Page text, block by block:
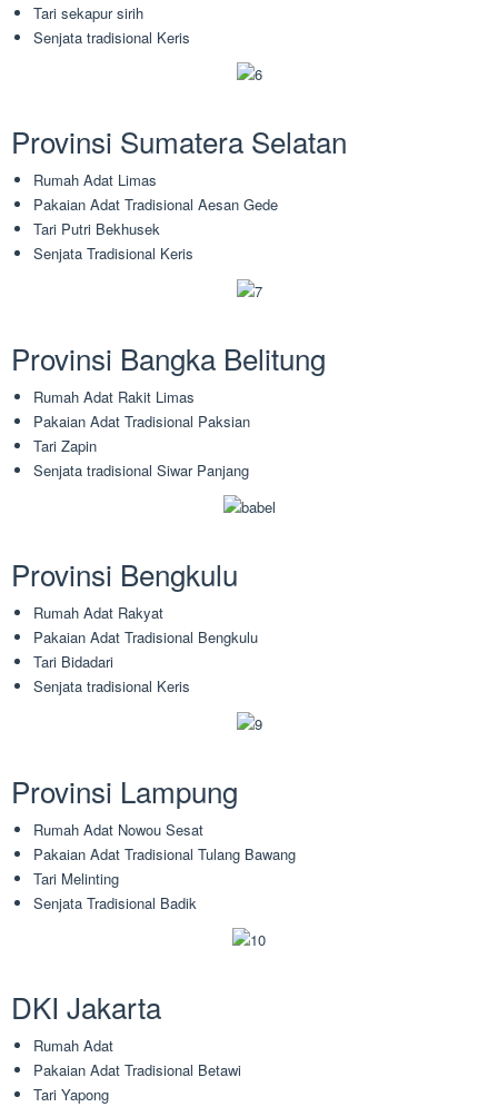
Tari sekapur sirih
Senjata tradisional Keris
Provinsi Sumatera Selatan
Rumah Adat Limas
Pakaian Adat Tradisional Aesan Gede
Tari Putri Bekhusek
Senjata Tradisional Keris
Provinsi Bangka Belitung
Rumah Adat Rakit Limas
Pakaian Adat Tradisional Paksian
Tari Zapin
Senjata tradisional Siwar Panjang
Provinsi Bengkulu
Rumah Adat Rakyat
Pakaian Adat Tradisional Bengkulu
Tari Bidadari
Senjata tradisional Keris
Provinsi Lampung
Rumah Adat Nowou Sesat
Pakaian Adat Tradisional Tulang Bawang
Tari Melinting
Senjata Tradisional Badik
DKI Jakarta
Rumah Adat
Pakaian Adat Tradisional Betawi
Tari Yapong